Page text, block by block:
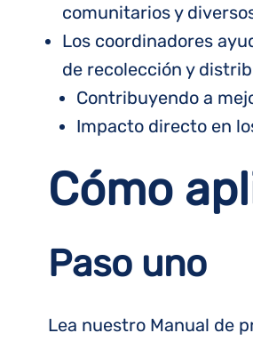
comunitarios y
Los coordinadores
de recolección y
Contribuyendo a
Impacto directo en
Cómo
Paso uno
Lea nuestro Manual de